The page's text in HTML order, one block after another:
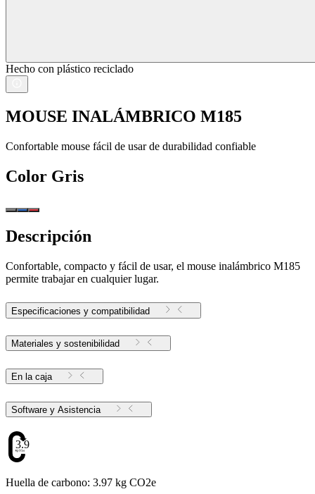
Hecho con plástico reciclado
MOUSE INALÁMBRICO M185
Confortable mouse fácil de usar de durabilidad confiable
Color Gris
Descripción
Confortable, compacto y fácil de usar, el mouse inalámbrico M185
permite trabajar en cualquier lugar.
Especificaciones y compatibilidad
Materiales y sostenibilidad
En la caja
Software y Asistencia
3.97
Huella de carbono: 3.97 kg CO2e